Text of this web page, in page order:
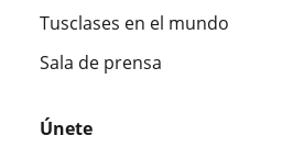
Tusclases en el mundo
Sala de prensa
Únete